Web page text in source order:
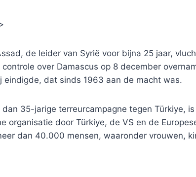
de leider van Syrië voor bijna 25 jaar,
controle over Damascus op 8 december
eindigde, dat sinds 1963 aan de macht was.
dan 35-jarige terreurcampagne tegen Türkiye,
organisatie door Türkiye, de VS en de
dan 40.000 mensen, waaronder vrouwen,